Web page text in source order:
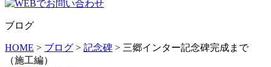
ブログ
HOME > ブログ > 記念碑 > 三郷インター記念碑完成まで
（施工編）